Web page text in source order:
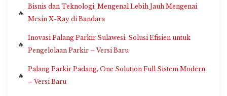
Bisnis dan Teknologi: Mengenal Lebih Jauh Mengenai
Mesin X-Ray di Bandara
Inovasi Palang Parkir Sulawesi: Solusi Efisien untuk
Pengelolaan Parkir – Versi Baru
Palang Parkir Padang, One Solution Full Sistem Modern
– Versi Baru